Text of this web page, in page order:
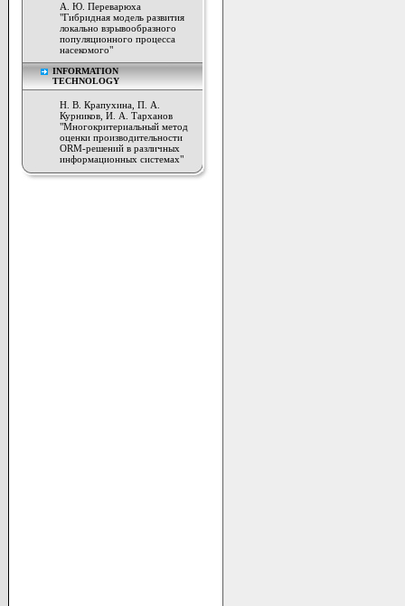
А. Ю. Переварюха
"Гибридная модель развития
локально взрывообразного
популяционного процесса
насекомого"
INFORMATION
TECHNOLOGY
Н. В. Крапухина, П. А.
Курников, И. А. Тарханов
"Многокритериальный метод
оценки производительности
ORM-решений в различных
информационных системах"